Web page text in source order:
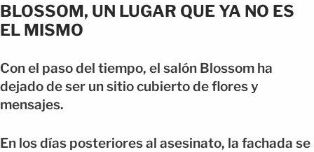
BLOSSOM, UN LUGAR QUE YA NO ES
EL MISMO
Con el paso del tiempo, el salón Blossom ha
dejado de ser un sitio cubierto de flores y
mensajes.
En los días posteriores al asesinato, la fachada se